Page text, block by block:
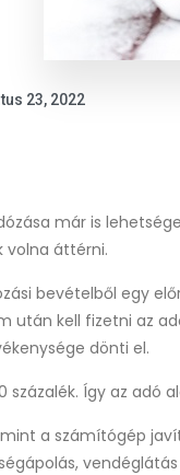
23, 2022
már is
volna áttérni.
bevételből egy
után kell fizetni az
dönti el.
százalék. Így az adó
a számítógép